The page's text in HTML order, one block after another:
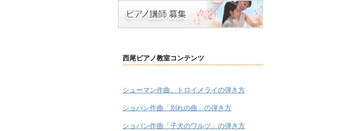
西尾ピアノ教室コンテンツ
シューマン作曲、トロイメライの弾き方
ショパン作曲「別れの曲」の弾き方
ショパン作曲「子犬のワルツ」の弾き方